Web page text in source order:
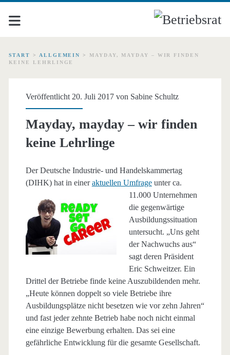
START > ALLGEMEIN > MAYDAY, MAYDAY – WIR FINDEN
KEINE LEHRLINGE
Veröffentlicht 20. Juli 2017 von Sabine Schultz
Mayday, mayday – wir finden
keine Lehrlinge
Der Deutsche Industrie- und Handelskammertag
(DIHK) hat in eineraktuellen Umfrageunter ca.
11.000 Unternehmen
die gegenwärtige
Ausbildungssituation
untersucht. „Uns geht
der Nachwuchs aus“
sagt deren Präsident
Eric Schweitzer. Ein
Drittel der Betriebe finde keine Auszubildenden mehr.
„Heute können doppelt so viele Betriebe ihre
Ausbildungsplätze nicht besetzen wie vor zehn Jahren“
und fast jeder zehnte Betrieb habe noch nicht einmal
eine einzige Bewerbung erhalten. Das sei eine
gefährliche Entwicklung für die gesamte Gesellschaft.